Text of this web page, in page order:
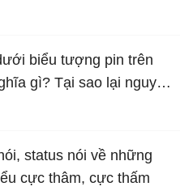
biểu tượng pin trên
gì? Tại sao lại nguy
status nói về những
cực thâm, cực thấm